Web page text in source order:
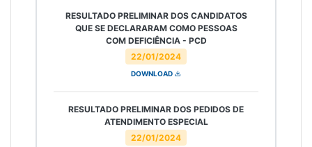
22/01/2024
RESULTADO PRELIMINAR DOS CANDIDATOS
QUE SE DECLARARAM COMO PESSOAS
COM DEFICIÊNCIA - PCD
DOWNLOAD
22/01/2024
RESULTADO PRELIMINAR DOS PEDIDOS DE
ATENDIMENTO ESPECIAL